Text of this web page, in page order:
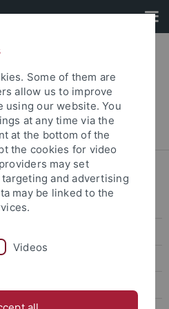
Fakultät
Psychotherapie
Levin Reuben
Some of them are
allow us to improve
using our website. You
at any time via the
at the bottom of the
the cookies for video
may set
and advertising
may be linked to the
Videos